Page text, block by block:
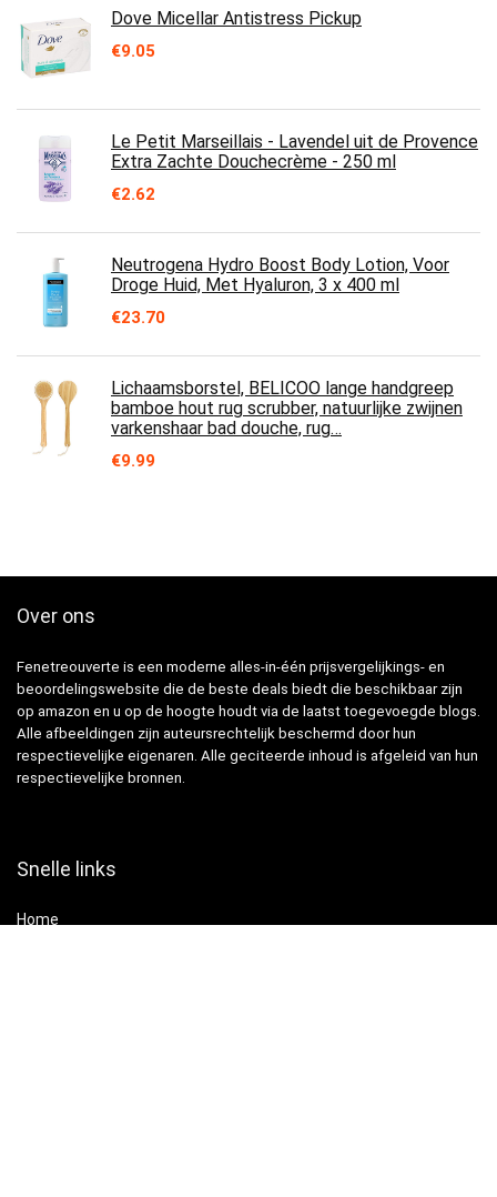
Dove Micellar Antistress Pickup
€9.05
Le Petit Marseillais - Lavendel uit de Provence
Extra Zachte Douchecrème - 250 ml
€2.62
Neutrogena Hydro Boost Body Lotion, Voor
Droge Huid, Met Hyaluron, 3 x 400 ml
€23.70
Lichaamsborstel, BELICOO lange handgreep
bamboe hout rug scrubber, natuurlijke zwijnen
varkenshaar bad douche, rug…
€9.99
Over ons
Fenetreouverte is een moderne alles-in-één prijsvergelijkings- en
beoordelingswebsite die de beste deals biedt die beschikbaar zijn
op amazon en u op de hoogte houdt via de laatst toegevoegde blogs.
Alle afbeeldingen zijn auteursrechtelijk beschermd door hun
respectievelijke eigenaren. Alle geciteerde inhoud is afgeleid van hun
respectievelijke bronnen.
Snelle links
Home